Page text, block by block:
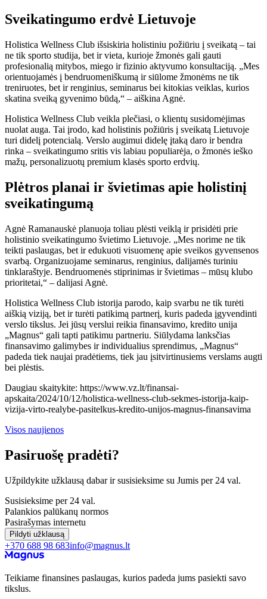
Sveikatingumo erdvė Lietuvoje
Holistica Wellness Club išsiskiria holistiniu požiūriu į sveikatą – tai
ne tik sporto studija, bet ir vieta, kurioje žmonės gali gauti
profesionalią mitybos, miego ir fizinio aktyvumo konsultaciją. „Mes
orientuojamės į bendruomeniškumą ir siūlome žmonėms ne tik
treniruotes, bet ir renginius, seminarus bei kitokias veiklas, kurios
skatina sveiką gyvenimo būdą,“ – aiškina Agnė.
Holistica Wellness Club veikla plečiasi, o klientų susidomėjimas
nuolat auga. Tai įrodo, kad holistinis požiūris į sveikatą Lietuvoje
turi didelį potencialą. Verslo augimui didelę įtaką daro ir bendra
rinka – sveikatingumo sritis vis labiau populiarėja, o žmonės ieško
mažų, personalizuotų premium klasės sporto erdvių.
Plėtros planai ir švietimas apie holistinį
sveikatingumą
Agnė Ramanauskė planuoja toliau plėsti veiklą ir prisidėti prie
holistinio sveikatingumo švietimo Lietuvoje. „Mes norime ne tik
teikti paslaugas, bet ir edukuoti visuomenę apie sveikos gyvensenos
svarbą. Organizuojame seminarus, renginius, dalijamės turiniu
tinklaraštyje. Bendruomenės stiprinimas ir švietimas – mūsų klubo
prioritetai,“ – dalijasi Agnė.
Holistica Wellness Club istorija parodo, kaip svarbu ne tik turėti
aiškią viziją, bet ir turėti patikimą partnerį, kuris padeda įgyvendinti
verslo tikslus. Jei jūsų verslui reikia finansavimo, kredito unija
„Magnus“ gali tapti patikimu partneriu. Siūlydama lanksčias
finansavimo galimybes ir individualius sprendimus, „Magnus“
padeda tiek naujai pradėtiems, tiek jau įsitvirtinusiems verslams augti
bei plėstis.
Daugiau skaitykite: https://www.vz.lt/finansai-
apskaita/2024/10/12/holistica-wellness-club-sekmes-istorija-kaip-
vizija-virto-realybe-pasitelkus-kredito-unijos-magnus-finansavima
Visos naujienos
Pasiruošę pradėti?
Užpildykite užklausą dabar ir susisieksime su Jumis per 24 val.
Susisieksime per 24 val.
Palankios palūkanų normos
Pasirašymas internetu
Pildyti užklausą
+370 688 98 683info@magnus.lt
Teikiame finansines paslaugas, kurios padeda jums pasiekti savo
tikslus.